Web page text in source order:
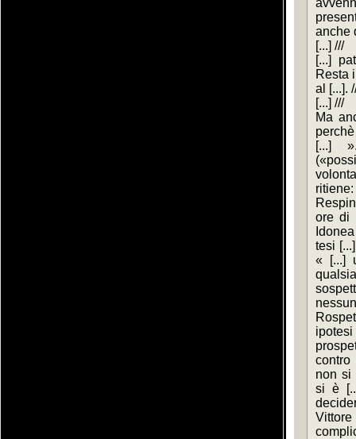
anche
[...] ///
[...]
Resta
al [...].
[...] ///
Ma
[...]
ore di
tesi
« [...]
non si
si è